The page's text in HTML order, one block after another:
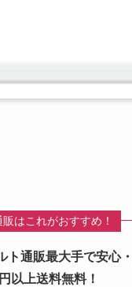
販はこれがおすすめ！
ト通販最大手で安心
以上送料無料！